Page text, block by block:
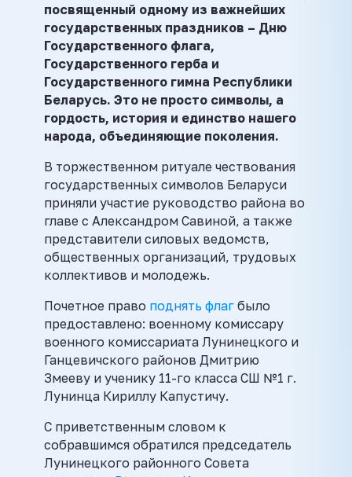
посвященный одному из важнейших
государственных праздников – Дню
Государственного флага,
Государственного герба и
Государственного гимна Республики
Беларусь. Это не просто символы, а
гордость, история и единство нашего
народа, объединяющие поколения.
В торжественном ритуале чествования
государственных символов Беларуси
приняли участие руководство района во
главе с Александром Савиной, а также
представители силовых ведомств,
общественных организаций, трудовых
коллективов и молодежь.
Почетное право поднять флаг было
предоставлено: военному комиссару
военного комиссариата Лунинецкого и
Ганцевичского районов Дмитрию
Змееву и ученику 11-го класса СШ №1 г.
Лунинца Кириллу Капустичу.
С приветственным словом к
собравшимся обратился председатель
Лунинецкого районного Совета